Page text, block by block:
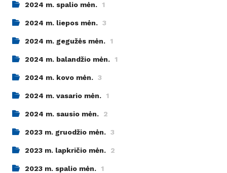
2024 m. spalio mėn. 1
2024 m. liepos mėn. 3
2024 m. gegužės mėn. 1
2024 m. balandžio mėn. 1
2024 m. kovo mėn. 3
2024 m. vasario mėn. 1
2024 m. sausio mėn. 2
2023 m. gruodžio mėn. 3
2023 m. lapkričio mėn. 2
2023 m. spalio mėn. 1